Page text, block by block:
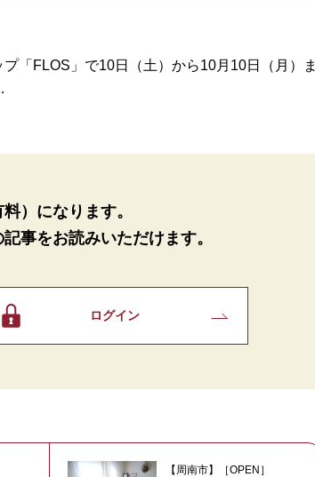
「FLOS」で10日（土）から10月10日（月）ま
）になります。
事をお読みいただけます。
ログイン
【周南市】［OPEN］